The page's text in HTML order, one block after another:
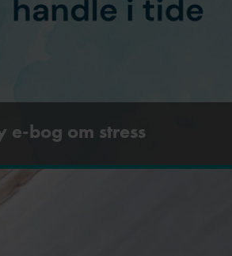
e-bog om stress